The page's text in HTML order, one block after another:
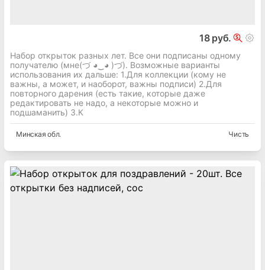
18 руб.
Набор открыток разных лет. Все они подписаны одному
получателю (мне(づ ◕‿◕ )づ). Возможные варианты
использования их дальше: 1.Для коллекции (кому не
важны, а может, и наоборот, важны подписи) 2.Для
повторного дарения (есть такие, которые даже
редактировать не надо, а некоторые можно и
подшаманить) 3.К
Минская обл. Чисть